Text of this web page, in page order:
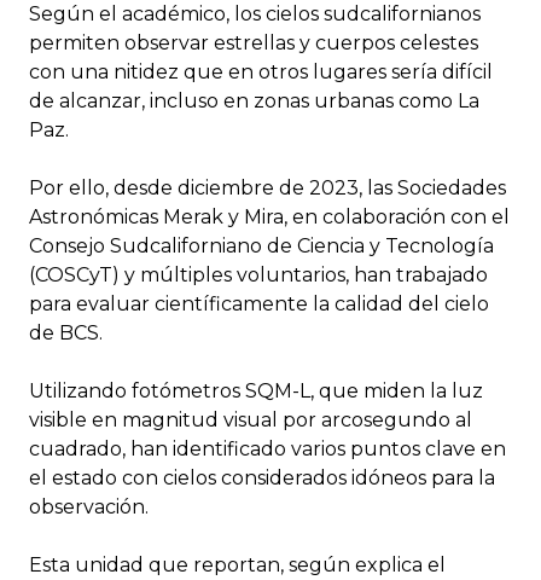
Según el académico, los cielos sudcalifornianos
permiten observar estrellas y cuerpos celestes
con una nitidez que en otros lugares sería difícil
de alcanzar, incluso en zonas urbanas como La
Paz.
Por ello, desde diciembre de 2023, las Sociedades
Astronómicas Merak y Mira, en colaboración con el
Consejo Sudcaliforniano de Ciencia y Tecnología
(COSCyT) y múltiples voluntarios, han trabajado
para evaluar científicamente la calidad del cielo
de BCS.
Utilizando fotómetros SQM-L, que miden la luz
visible en magnitud visual por arcosegundo al
cuadrado, han identificado varios puntos clave en
el estado con cielos considerados idóneos para la
observación.
Esta unidad que reportan, según explica el